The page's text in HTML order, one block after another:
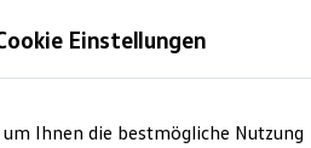
Einstellungen
Ihnen die bestmögliche Nutzung